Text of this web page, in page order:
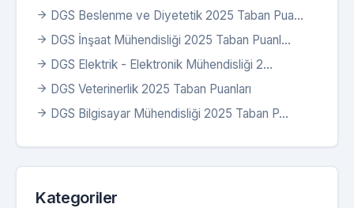
DGS Beslenme ve Diyetetik 2025 Taban Pua...
DGS İnşaat Mühendisliği 2025 Taban Puanl...
DGS Elektrik - Elektronik Mühendisliği 2...
DGS Veterinerlik 2025 Taban Puanları
DGS Bilgisayar Mühendisliği 2025 Taban P...
Kategoriler